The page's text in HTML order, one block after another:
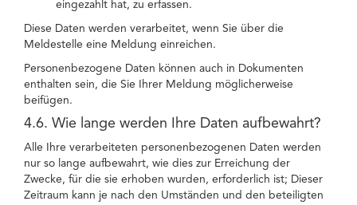
eingezahlt hat, zu erfassen.
Diese Daten werden verarbeitet, wenn Sie über die
Meldestelle eine Meldung einreichen.
Personenbezogene Daten können auch in Dokumenten
enthalten sein, die Sie Ihrer Meldung möglicherweise
beifügen.
4.6. Wie lange werden Ihre Daten aufbewahrt?
Alle Ihre verarbeiteten personenbezogenen Daten werden
nur so lange aufbewahrt, wie dies zur Erreichung der
Zwecke, für die sie erhoben wurden, erforderlich ist; Dieser
Zeitraum kann je nach den Umständen und den beteiligten